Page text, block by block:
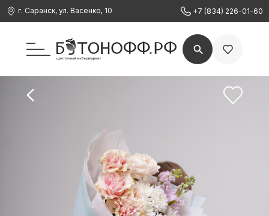
г. Саранск, ул. Васенко, 10 +7 (834) 226-01-60